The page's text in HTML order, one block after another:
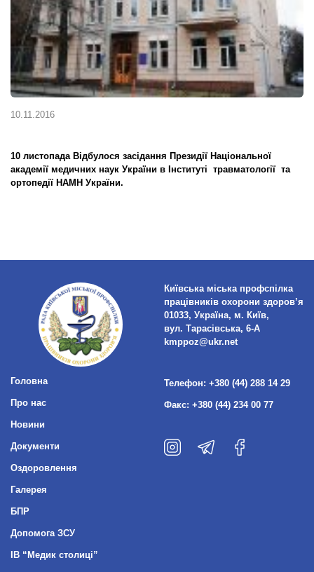
10.11.2016
10 листопада Відбулося засідання Президії Національної
академії медичних наук України в Інституті травматології та
ортопедії НАМН України.
Головна
Про нас
Новини
Документи
Оздоровлення
Галерея
БПР
Допомога ЗСУ
ІВ “Медик столиці”
Київська міська профспілка
працівників охорони здоров’я
01033, Україна, м. Київ,
вул. Тарасівська, 6-А
kmppoz@ukr.net
Телефон: +380 (44) 288 14 29
Факс: +380 (44) 234 00 77